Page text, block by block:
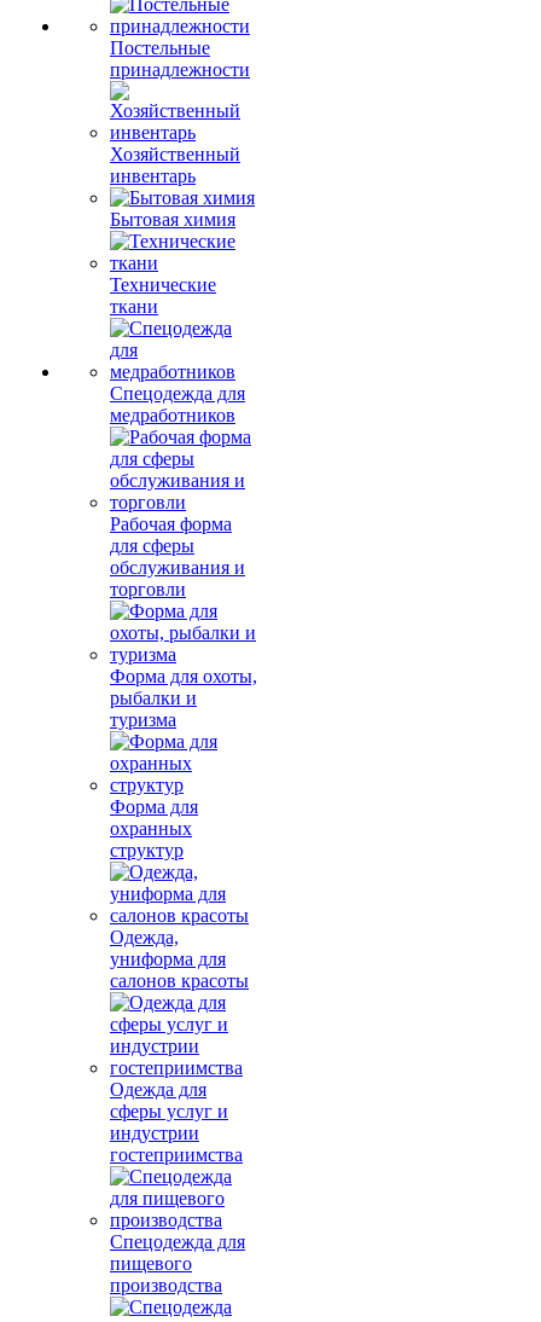
Постельные
принадлежности
Хозяйственный
инвентарь
Бытовая химия
Технические
ткани
Спецодежда для
медработников
Рабочая форма
для сферы
обслуживания и
торговли
Форма для охоты,
рыбалки и
туризма
Форма для
охранных
структур
Одежда,
униформа для
салонов красоты
Одежда для
сферы услуг и
индустрии
гостеприимства
Спецодежда для
пищевого
производства